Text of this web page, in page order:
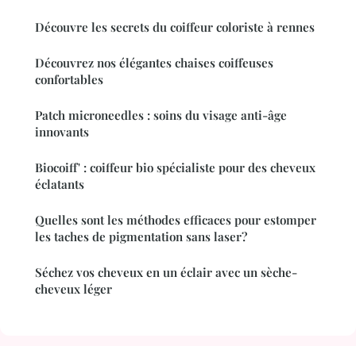
Découvre les secrets du coiffeur coloriste à rennes
Découvrez nos élégantes chaises coiffeuses
confortables
Patch microneedles : soins du visage anti-âge
innovants
Biocoiff' : coiffeur bio spécialiste pour des cheveux
éclatants
Quelles sont les méthodes efficaces pour estomper
les taches de pigmentation sans laser?
Séchez vos cheveux en un éclair avec un sèche-
cheveux léger